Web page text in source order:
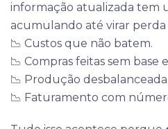
informação atualizada tem
acumulando até virar perda
📉 Custos que não batem.
📉 Compras feitas sem base
📉 Produção desbalanceada.
📉 Faturamento com